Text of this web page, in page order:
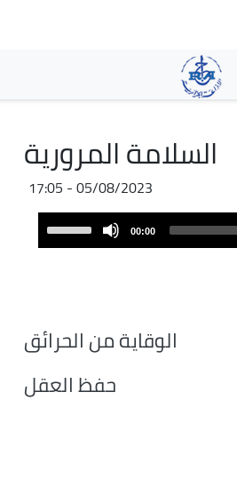
main
content
السلامة المرورية
05/08/2023 - 17:05
Player
00:00
increase
or
volume.
الوقاية من الحرائق
حفظ العقل